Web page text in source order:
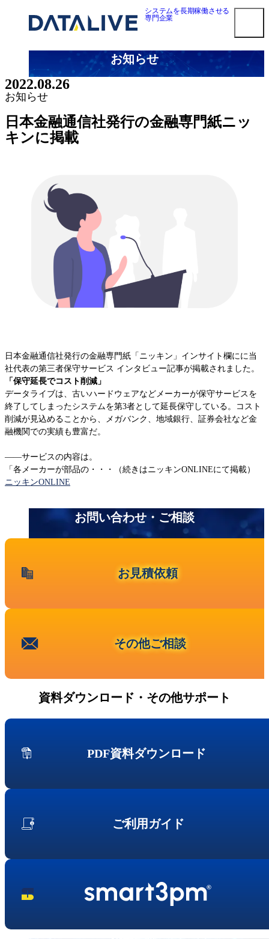
プ
システムを長期稼働させる
専門企業
smart3pm ログイン
対応メーカー
Dell EMC 第三者保守
HPE 第三者保守
NetApp 第三者保守
F5 BIG-IP 第三者保守
Brocade 第三者保守
Juniper 第三者保守
NEC 第三者保守
Fujitsu 第三者保守
Hitachi 第三者保守
IBM Lenovo 第三者保守
EOSL/EOL検索
HPEストレージ
HPEスイッチ
HPEサーバー
Oracleサーバー
Ciscoルータ
Cisco Catalyst
Ciscoファイアウォール
Cisco UCSサーバー
Juniper EX・QFX
Juniper SRX・SSG
Allied Telesis、YAMAHA、Fortinet
Fujitsu
NEC
サービス
データセンター撤去/買取
データライブの保守品質
国内最大の保守パーツ備蓄量
導入事例
データライブの考えるセキュリティ
会社概要
事業内容
代表メッセージ
お知らせ
2022.08.26
お知らせ
日本金融通信社発行の金融専門紙ニッ
キンに掲載
日本金融通信社発行の金融専門紙「ニッキン」インサイト欄にに当
社代表の第三者保守サービス インタビュー記事が掲載されました。
「保守延長でコスト削減」
データライブは、古いハードウェアなどメーカーが保守サービスを
終了してしまったシステムを第3者として延長保守している。コスト
削減が見込めることから、メガバンク、地域銀行、証券会社など金
融機関での実績も豊富だ。
――サービスの内容は。
「各メーカーが部品の・・・（続きはニッキンONLINEにて掲載）
ニッキンONLINE
お問い合わせ・ご相談
お見積依頼
その他ご相談
資料ダウンロード・その他サポート
PDF資料ダウンロード
ご利用ガイド